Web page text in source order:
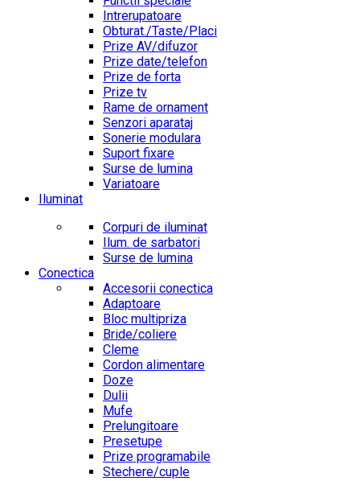
Intrerupatoare
Obturat./Taste/Placi
Prize AV/difuzor
Prize date/telefon
Prize de forta
Prize tv
Rame de ornament
Senzori aparataj
Sonerie modulara
Suport fixare
Surse de lumina
Variatoare
Iluminat
Corpuri de iluminat
Ilum. de sarbatori
Surse de lumina
Conectica
Accesorii conectica
Adaptoare
Bloc multipriza
Bride/coliere
Cleme
Cordon alimentare
Doze
Dulii
Mufe
Prelungitoare
Presetupe
Prize programabile
Stechere/cuple